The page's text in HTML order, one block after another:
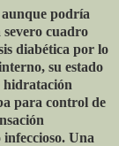
podría
cuadro
diabética por lo
su estado
hidratación
para control de
Una